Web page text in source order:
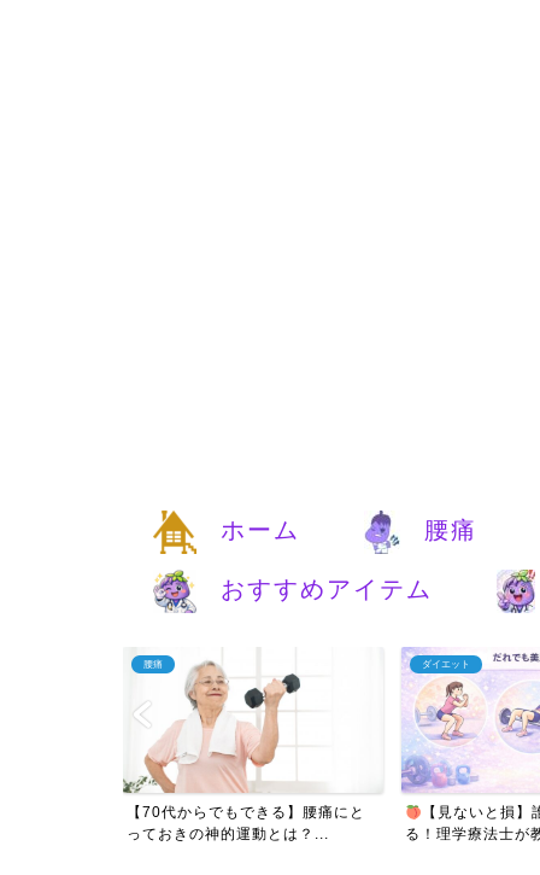
ホーム
腰痛
おすすめアイテム
腰痛
【70代からでもできる】腰痛にと
っておきの神的運動とは？...
ダイエット
【見ないと損
る！理学療法士が